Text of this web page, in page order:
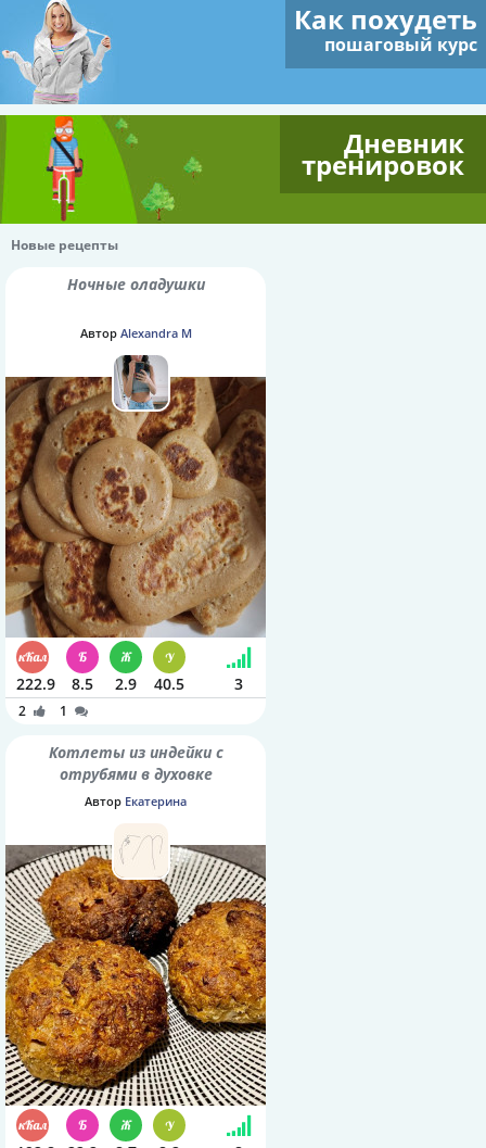
Как похудеть
пошаговый курс
Дневник
тренировок
Новые рецепты
Ночные оладушки
Автор Alexandra M
222.9 8.5 2.9 40.5 3
2 1
Котлеты из индейки с
отрубями в духовке
Автор Екатерина